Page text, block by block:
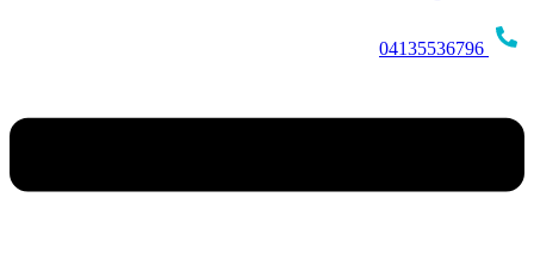
04135536796